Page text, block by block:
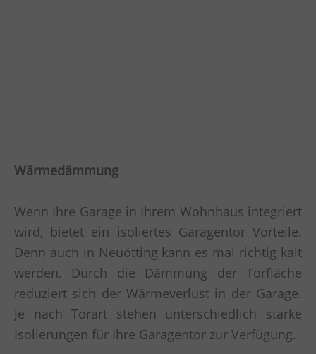
Wärmedämmung
Wenn Ihre Garage in Ihrem Wohnhaus integriert
wird, bietet ein isoliertes Garagentor Vorteile.
Denn auch in Neuötting kann es mal richtig kalt
werden. Durch die Dämmung der Torfläche
reduziert sich der Wärmeverlust in der Garage.
Je nach Torart stehen unterschiedlich starke
Isolierungen für Ihre Garagentor zur Verfügung.